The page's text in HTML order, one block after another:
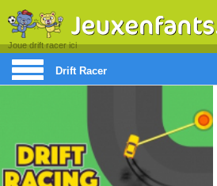
Joue drift racer ici
Drift Racer